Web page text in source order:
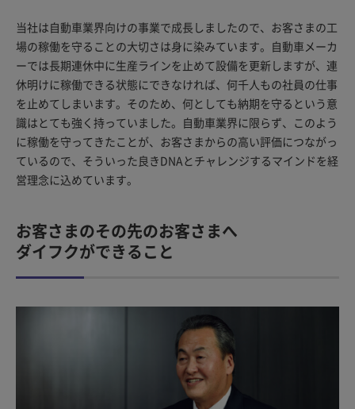
当社は自動車業界向けの事業で成長しましたので、お客さまの工
場の稼働を守ることの大切さは身に染みています。自動車メーカ
ーでは長期連休中に生産ラインを止めて設備を更新しますが、連
休明けに稼働できる状態にできなければ、何千人もの社員の仕事
を止めてしまいます。そのため、何としても納期を守るという意
識はとても強く持っていました。自動車業界に限らず、このよう
に稼働を守ってきたことが、お客さまからの高い評価につながっ
ているので、そういった良きDNAとチャレンジするマインドを経
営理念に込めています。
お客さまのその先のお客さまへ
ダイフクができること